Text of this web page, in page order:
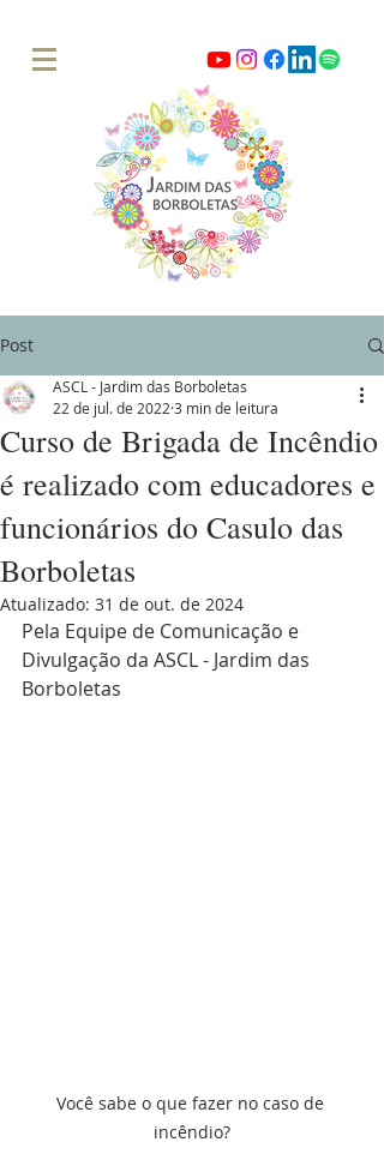
Post
Curso de Brigada de Incêndio
é realizado com educadores e
funcionários do Casulo das
Borboletas
ASCL - Jardim das Borboletas
22 de jul. de 2022 3 min de leitura
Atualizado: 31 de out. de 2024
Pela Equipe de Comunicação e
Divulgação da ASCL - Jardim das
Borboletas
Você sabe o que fazer no caso de
incêndio?